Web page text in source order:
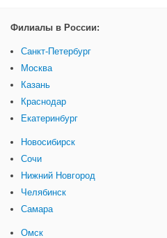
Филиалы в России:
Санкт-Петербург
Москва
Казань
Краснодар
Екатеринбург
Новосибирск
Сочи
Нижний Новгород
Челябинск
Самара
Омск